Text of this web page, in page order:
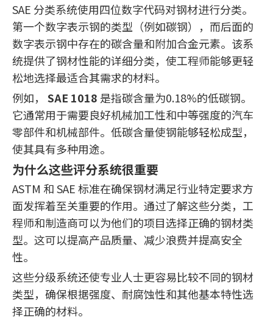
SAE 分类系统使用四位数字代码对钢材进行分类。
第一个数字表示钢的类型（例如碳钢），而后面的
数字表示钢中存在的碳含量和附加合金元素。该系
统提供了钢材性能的详细分类，使工程师能够更轻
松地选择最适合其需求的材料。
例如， SAE 1018 是指碳含量为0.18%的低碳钢。
它通常用于需要良好机械加工性和中等强度的汽车
零部件和机械部件。低碳含量使钢能够轻松成型，
使其具有多种用途。
为什么这些评分系统很重要
ASTM 和 SAE 标准在确保钢材满足行业特定要求方
面发挥着至关重要的作用。通过了解这些分类，工
程师和制造商可以为他们的项目选择正确的钢材类
型。这可以提高产品质量、减少浪费并提高安全
性。
这些分级系统还使专业人士更容易比较不同的钢材
类型，确保根据强度、耐腐蚀性和其他基本特性选
择正确的材料。